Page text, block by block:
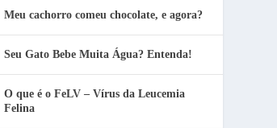
Meu cachorro comeu chocolate, e agora?
Seu Gato Bebe Muita Água? Entenda!
O que é o FeLV – Vírus da Leucemia
Felina